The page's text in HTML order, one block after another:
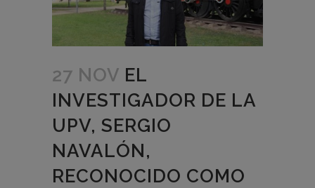
27 NOV EL
INVESTIGADOR DE LA
UPV, SERGIO
NAVALÓN,
RECONOCIDO COMO